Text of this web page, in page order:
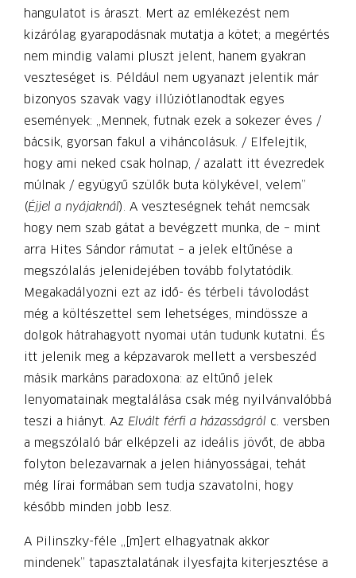
hangulatot is áraszt. Mert az emlékezést nem
kizárólag gyarapodásnak mutatja a kötet; a megértés
nem mindig valami pluszt jelent, hanem gyakran
veszteséget is. Például nem ugyanazt jelentik már
bizonyos szavak vagy illúziótlanodtak egyes
események: „Mennek, futnak ezek a sokezer éves /
bácsik, gyorsan fakul a viháncolásuk. / Elfelejtik,
hogy ami neked csak holnap, / azalatt itt évezredek
múlnak / együgyű szülők buta kölykével, velem”
(Éjjel a nyájaknál). A veszteségnek tehát nemcsak
hogy nem szab gátat a bevégzett munka, de – mint
arra Hites Sándor rámutat – a jelek eltűnése a
megszólalás jelenidejében tovább folytatódik.
Megakadályozni ezt az idő- és térbeli távolodást
még a költészettel sem lehetséges, mindössze a
dolgok hátrahagyott nyomai után tudunk kutatni. És
itt jelenik meg a képzavarok mellett a versbeszéd
másik markáns paradoxona: az eltűnő jelek
lenyomatainak megtalálása csak még nyilvánvalóbbá
teszi a hiányt. Az Elvált férfi a házasságról c. versben
a megszólaló bár elképzeli az ideális jövőt, de abba
folyton belezavarnak a jelen hiányosságai, tehát
még lírai formában sem tudja szavatolni, hogy
később minden jobb lesz.
A Pilinszky-féle „[m]ert elhagyatnak akkor
mindenek” tapasztalatának ilyesfajta kiterjesztése a